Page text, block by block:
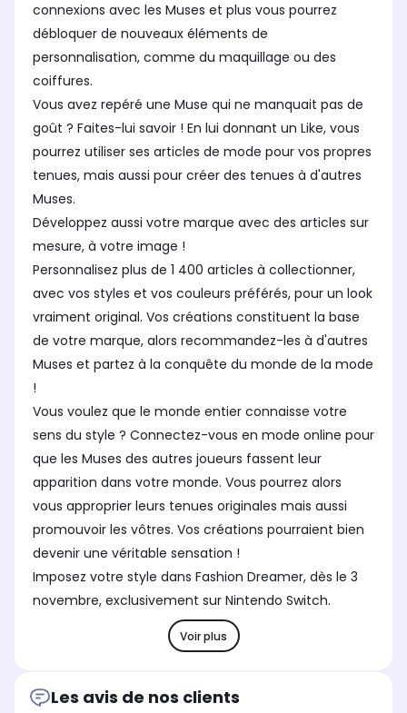
connexions avec les Muses et plus vous pourrez
débloquer de nouveaux éléments de
personnalisation, comme du maquillage ou des
coiffures.
Vous avez repéré une Muse qui ne manquait pas de
goût ? Faites-lui savoir ! En lui donnant un Like, vous
pourrez utiliser ses articles de mode pour vos propres
tenues, mais aussi pour créer des tenues à d'autres
Muses.
Développez aussi votre marque avec des articles sur
mesure, à votre image !
Personnalisez plus de 1 400 articles à collectionner,
avec vos styles et vos couleurs préférés, pour un look
vraiment original. Vos créations constituent la base
de votre marque, alors recommandez-les à d'autres
Muses et partez à la conquête du monde de la mode
!
Vous voulez que le monde entier connaisse votre
sens du style ? Connectez-vous en mode online pour
que les Muses des autres joueurs fassent leur
apparition dans votre monde. Vous pourrez alors
vous approprier leurs tenues originales mais aussi
promouvoir les vôtres. Vos créations pourraient bien
devenir une véritable sensation !
Imposez votre style dans Fashion Dreamer, dès le 3
novembre, exclusivement sur Nintendo Switch.
Voir plus
Les avis de nos clients